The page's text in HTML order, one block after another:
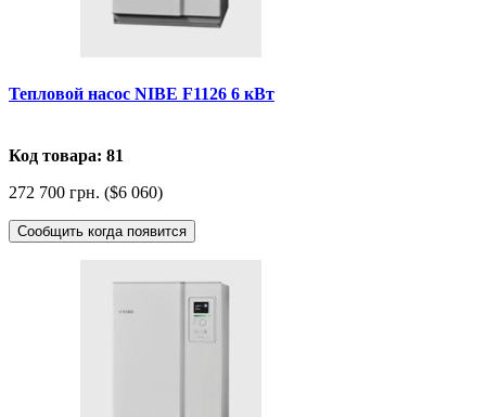
Тепловой насос NIBE F1126 6 кВт
Код товара: 81
272 700 грн. ($6 060)
Сообщить когда появится